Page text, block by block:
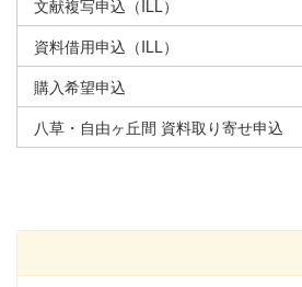
文献複写申込（ILL）
資料借用申込（ILL）
購入希望申込
八草・自由ヶ丘間 資料取り寄せ申込